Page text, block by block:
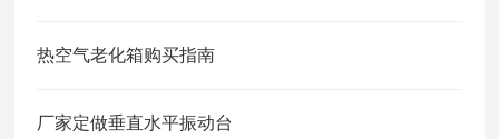
热空气老化箱购买指南
厂家定做垂直水平振动台